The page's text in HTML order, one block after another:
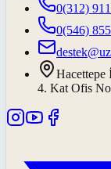
0(312)
0(546)
Hacettepe
4. Kat Ofis